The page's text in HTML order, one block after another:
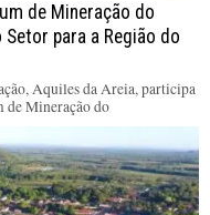
de Mineração do
para a Região do
Aquiles da Areia, participa
de Mineração do